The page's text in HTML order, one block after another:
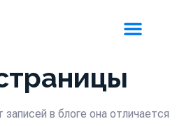
в блоге она отличается